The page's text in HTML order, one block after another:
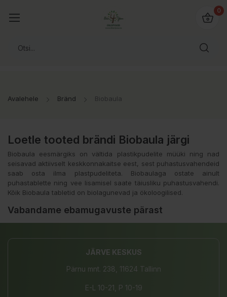
0
Avalehele Bränd Biobaula
Loetle tooted brändi Biobaula järgi
Biobaula eesmärgiks on vältida plastikpudelite müüki ning nad
seisavad aktiivselt keskkonnakaitse eest, sest puhastusvahendeid
saab osta ilma plastpudeliteta. Biobaulaga ostate ainult
puhastablette ning vee lisamisel saate täiusliku puhastusvahendi.
Kõik Biobaula tabletid on biolagunevad ja ökoloogilised.
Vabandame ebamugavuste pärast
JÄRVE KESKUS
Pärnu mnt. 238, 11624 Tallinn
E-L 10-21, P 10-19